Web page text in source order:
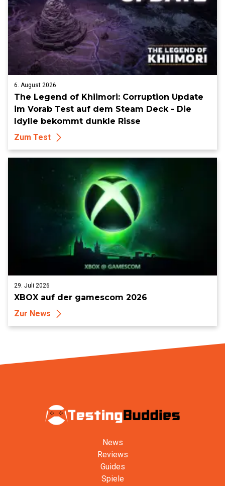
6. August 2026
The Legend of Khiimori: Corruption Update
im Vorab Test auf dem Steam Deck - Die
Idylle bekommt dunkle Risse
Zum Test
29. Juli 2026
XBOX auf der gamescom 2026
Zur News
News
Reviews
Guides
Spiele